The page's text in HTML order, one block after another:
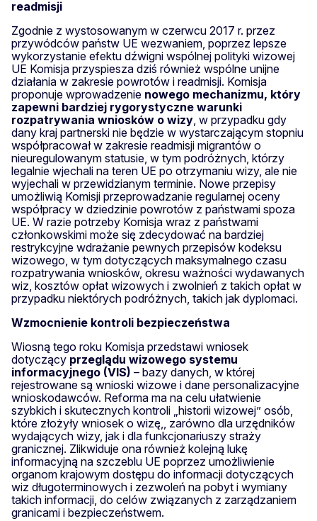
readmisji
Zgodnie z wystosowanym w czerwcu 2017 r. przez
przywódców państw UE wezwaniem, poprzez lepsze
wykorzystanie efektu dźwigni wspólnej polityki wizowej
UE Komisja przyspiesza dziś również wspólne unijne
działania w zakresie powrotów i readmisji. Komisja
proponuje wprowadzenie nowego mechanizmu, który
zapewni bardziej rygorystyczne warunki
rozpatrywania wniosków o wizy, w przypadku gdy
dany kraj partnerski nie będzie w wystarczającym stopniu
współpracował w zakresie readmisji migrantów o
nieuregulowanym statusie, w tym podróżnych, którzy
legalnie wjechali na teren UE po otrzymaniu wizy, ale nie
wyjechali w przewidzianym terminie. Nowe przepisy
umożliwią Komisji przeprowadzanie regularnej oceny
współpracy w dziedzinie powrotów z państwami spoza
UE. W razie potrzeby Komisja wraz z państwami
członkowskimi może się zdecydować na bardziej
restrykcyjne wdrażanie pewnych przepisów kodeksu
wizowego, w tym dotyczących maksymalnego czasu
rozpatrywania wniosków, okresu ważności wydawanych
wiz, kosztów opłat wizowych i zwolnień z takich opłat w
przypadku niektórych podróżnych, takich jak dyplomaci.
Wzmocnienie kontroli bezpieczeństwa
Wiosną tego roku Komisja przedstawi wniosek
dotyczący przeglądu wizowego systemu
informacyjnego (VIS) – bazy danych, w której
rejestrowane są wnioski wizowe i dane personalizacyjne
wnioskodawców. Reforma ma na celu ułatwienie
szybkich i skutecznych kontroli „historii wizowej” osób,
które złożyły wniosek o wizę,, zarówno dla urzędników
wydających wizy, jak i dla funkcjonariuszy straży
granicznej. Zlikwiduje ona również kolejną lukę
informacyjną na szczeblu UE poprzez umożliwienie
organom krajowym dostępu do informacji dotyczących
wiz długoterminowych i zezwoleń na pobyt i wymiany
takich informacji, do celów związanych z zarządzaniem
granicami i bezpieczeństwem.